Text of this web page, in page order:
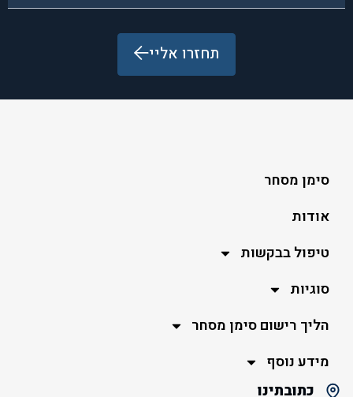
תחזרו אליי
סימן מסחר
אודות
טיפול בבקשות
סוגיות
הליך רישום סימן מסחר
מידע נוסף
כתובתינו